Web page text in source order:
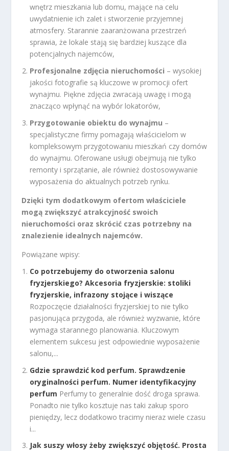
wnętrz mieszkania lub domu, mające na celu
uwydatnienie ich zalet i stworzenie przyjemnej
atmosfery. Starannie zaaranżowana przestrzeń
sprawia, że lokale stają się bardziej kuszące dla
potencjalnych najemców,
Profesjonalne zdjęcia nieruchomości – wysokiej
jakości fotografie są kluczowe w promocji ofert
wynajmu. Piękne zdjęcia zwracają uwagę i mogą
znacząco wpłynąć na wybór lokatorów,
Przygotowanie obiektu do wynajmu –
specjalistyczne firmy pomagają właścicielom w
kompleksowym przygotowaniu mieszkań czy domów
do wynajmu. Oferowane usługi obejmują nie tylko
remonty i sprzątanie, ale również dostosowywanie
wyposażenia do aktualnych potrzeb rynku.
Dzięki tym dodatkowym ofertom właściciele
mogą zwiększyć atrakcyjność swoich
nieruchomości oraz skrócić czas potrzebny na
znalezienie idealnych najemców.
Powiązane wpisy:
Co potrzebujemy do otworzenia salonu
fryzjerskiego? Akcesoria fryzjerskie: stoliki
fryzjerskie, infrazony stojące i wiszące
Rozpoczęcie działalności fryzjerskiej to nie tylko
pasjonująca przygoda, ale również wyzwanie, które
wymaga starannego planowania. Kluczowym
elementem sukcesu jest odpowiednie wyposażenie
salonu,...
Gdzie sprawdzić kod perfum. Sprawdzenie
oryginalności perfum. Numer identyfikacyjny
perfum Perfumy to generalnie dość droga sprawa.
Ponadto nie tylko kosztuje nas taki zakup sporo
pieniędzy, lecz dodatkowo tracimy nieraz wiele czasu
i...
Jak suszy włosy żeby zwiększyć objętość. Prosta